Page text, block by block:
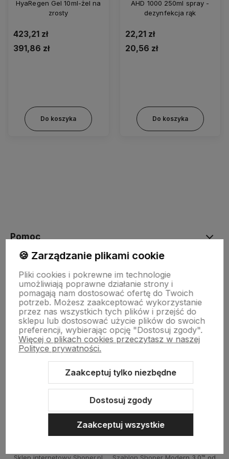
HyaRegen Gel 10ml-żel na
zrosty
423,21 zł
391,86 zł
Do koszyka
AHD 1000 250ml spray -
dezynfekcja rąk
22,21 zł
20,56 zł
Do koszyka
Pomoc
Moje konto
Płatności i dostawa
Informacje
🍪 Zarządzanie plikami cookie
Pliki cookies i pokrewne im technologie
umożliwiają poprawne działanie strony i
pomagają nam dostosować ofertę do Twoich
potrzeb. Możesz zaakceptować wykorzystanie
przez nas wszystkich tych plików i przejść do
sklepu lub dostosować użycie plików do swoich
preferencji, wybierając opcję "Dostosuj zgody".
Więcej o plikach cookies przeczytasz w naszej
Polityce prywatności.
Zaakceptuj tylko niezbędne
Dostosuj zgody
Zaakceptuj wszystkie